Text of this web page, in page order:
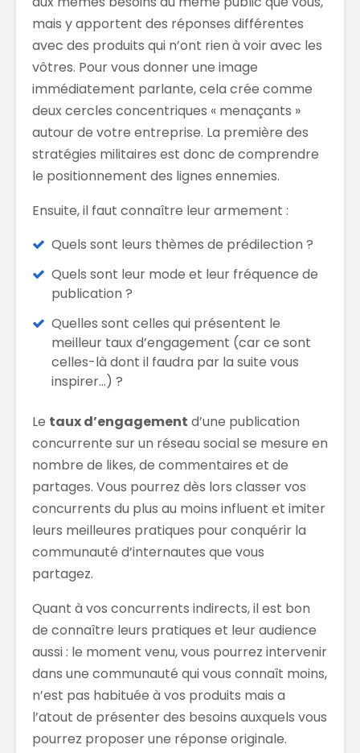
mais y apportent des réponses différentes
avec des produits qui n’ont rien à voir avec les
vôtres. Pour vous donner une image
immédiatement parlante, cela crée comme
deux cercles concentriques « menaçants »
autour de votre entreprise. La première des
stratégies militaires est donc de comprendre
le positionnement des lignes ennemies.
Ensuite, il faut connaître leur armement :
Quels sont leurs thèmes de prédilection ?
Quels sont leur mode et leur fréquence de
publication ?
Quelles sont celles qui présentent le
meilleur taux d’engagement (car ce sont
celles-là dont il faudra par la suite vous
inspirer…) ?
Le taux d’engagement d’une publication
concurrente sur un réseau social se mesure en
nombre de likes, de commentaires et de
partages. Vous pourrez dès lors classer vos
concurrents du plus au moins influent et imiter
leurs meilleures pratiques pour conquérir la
communauté d’internautes que vous
partagez.
Quant à vos concurrents indirects, il est bon
de connaître leurs pratiques et leur audience
aussi : le moment venu, vous pourrez intervenir
dans une communauté qui vous connaît moins,
n’est pas habituée à vos produits mais a
l’atout de présenter des besoins auxquels vous
pourrez proposer une réponse originale.